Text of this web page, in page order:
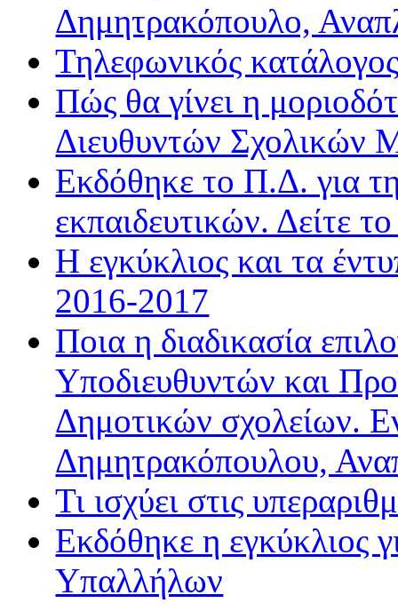
Δημητρακόπουλο,
Τηλεφωνικός
Πώς θα γίνει η
Διευθυντών Σχολικών
Εκδόθηκε το Π.Δ. για
εκπαιδευτικών. Δείτε
Η εγκύκλιος και τα
2016-2017
Ποια η διαδικασία
Υποδιευθυντών και
Δημοτικών σχολείων.
Δημητρακόπουλου,
Τι ισχύει στις
Εκδόθηκε η εγκύκλιος
Υπαλλήλων